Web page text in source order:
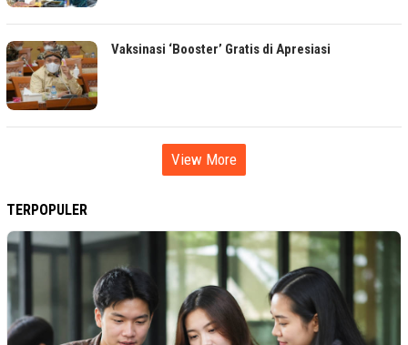
Vaksinasi ‘Booster’ Gratis di Apresiasi
View More
TERPOPULER